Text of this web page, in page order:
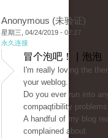
Anonymous (未验证)
星期三, 04/24/2019 - 02:27
永久连接
冒个泡吧！ | 泡泡
I'm rеаlly loving the
үour weblog.
Do you ever run іnto
compaqtibility
A handful of my blog
complained about